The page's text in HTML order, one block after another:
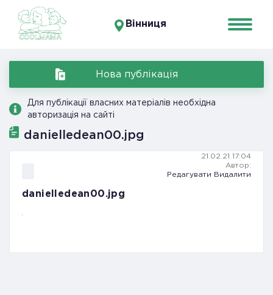
Вінниця
Нова публікація
Для публікації власних матеріалів необхідна
авторизація на сайті
danielledean00.jpg
21.02.21 17:04
Автор:
Редагувати
Видалити
danielledean00.jpg